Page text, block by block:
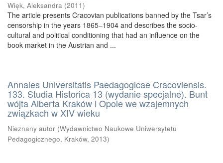
Więk, Aleksandra (2011)
The article presents Cracovian publications banned by the Tsar’s
censorship in the years 1865–1904 and describes the socio-
cultural and political conditioning that had an influence on the
book market in the Austrian and ...
Annales Universitatis Paedagogicae Cracoviensis.
133. Studia Historica 13 (wydanie specjalne). Bunt
wójta Alberta Kraków i Opole we wzajemnych
związkach w XIV wieku
Nieznany autor (Wydawnictwo Naukowe Uniwersytetu
Pedagogicznego, Kraków, 2013)